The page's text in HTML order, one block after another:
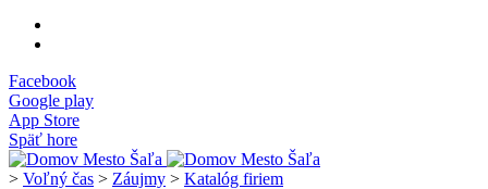
Facebook
Google play
App Store
Späť hore
> Voľný čas > Záujmy > Katalóg firiem